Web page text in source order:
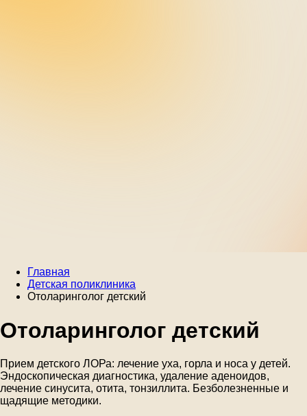
Главная
Детская поликлиника
Отоларинголог детский
Отоларинголог детский
Прием детского ЛОРа: лечение уха, горла и носа у детей.
Эндоскопическая диагностика, удаление аденоидов,
лечение синусита, отита, тонзиллита. Безболезненные и
щадящие методики.